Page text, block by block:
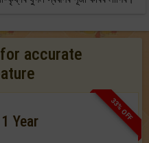
accurate
33% OFF
Year